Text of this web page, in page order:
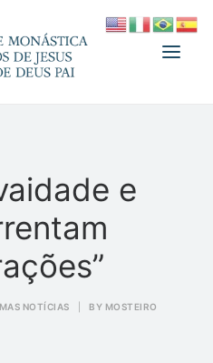
e
NOTÍCIAS BY MOSTEIRO